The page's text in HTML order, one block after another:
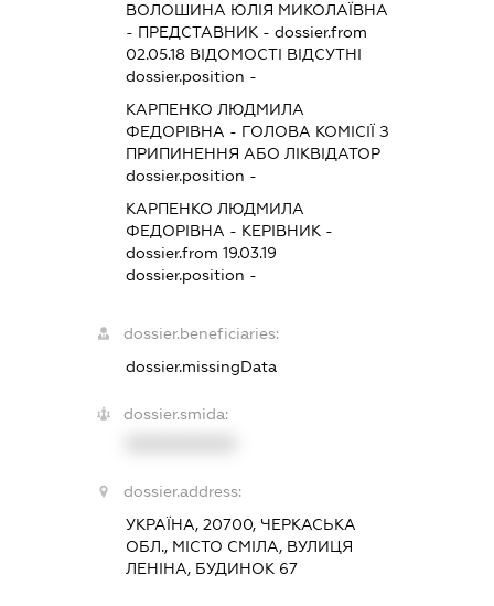
ВОЛОШИНА ЮЛІЯ МИКОЛАЇВНА
- ПРЕДСТАВНИК- dossier.from
02.05.18ВІДОМОСТІ ВІДСУТНІ
dossier.position -
КАРПЕНКО ЛЮДМИЛА
ФЕДОРІВНА - ГОЛОВА КОМІСІЇ З
ПРИПИНЕННЯ АБО ЛІКВІДАТОР
dossier.position -
КАРПЕНКО ЛЮДМИЛА
ФЕДОРІВНА - КЕРІВНИК-
dossier.from 19.03.19
dossier.position -
dossier.beneficiaries:
dossier.missingData
dossier.smida:
dossier.address:
УКРАЇНА, 20700, ЧЕРКАСЬКА
ОБЛ., МІСТО СМІЛА, ВУЛИЦЯ
ЛЕНІНА, БУДИНОК 67